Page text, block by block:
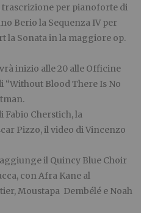
per pianoforte di
Berio la Sequenza IV per
la Sonata in la maggiore op.
inizio alle 20 alle Officine
“Without Blood There Is No
Fabio Cherstich, la
Pizzo, il video di Vincenzo
il Quincy Blue Choir
con Afra Kane al
Moustapa Dembélé e Noah